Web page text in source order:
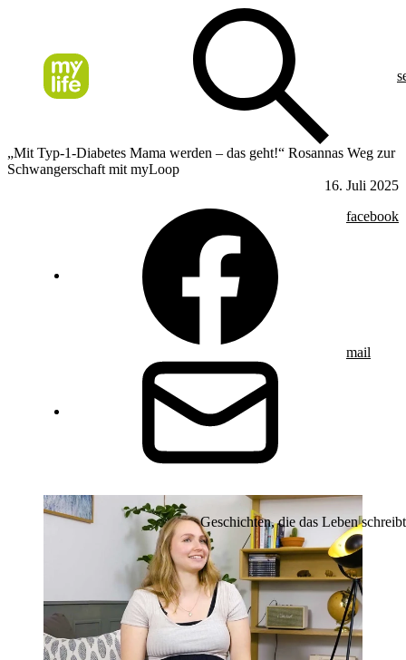
„Mit Typ-1-Diabetes Mama werden – das geht!“ Rosannas Weg zur
Schwangerschaft mit myLoop
16. Juli 2025
facebook
mail
Geschichten, die das Leben schreibt